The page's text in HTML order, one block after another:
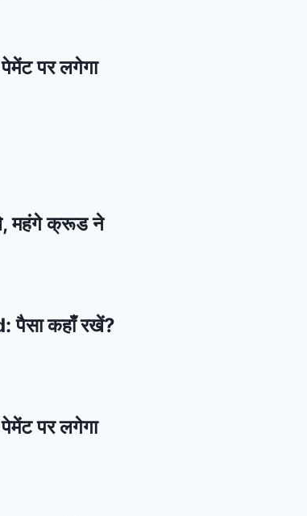
पर लगेगा
महंगे क्रूड ने
पैसा कहाँ रखें?
पर लगेगा